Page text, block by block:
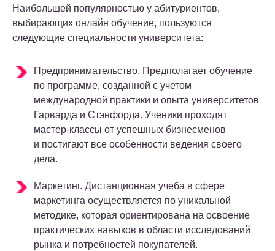
Наибольшей популярностью у абитуриентов,
выбирающих онлайн обучение, пользуются
следующие специальности университета:
Предпринимательство. Предполагает обучение
по программе, созданной с учетом
международной практики и опыта университетов
Гарварда и Стэнфорда. Ученики проходят
мастер-классы от успешных бизнесменов
и постигают все особенности ведения своего
дела.
Маркетинг. Дистанционная учеба в сфере
маркетинга осуществляется по уникальной
методике, которая ориентирована на освоение
практических навыков в области исследований
рынка и потребностей покупателей.